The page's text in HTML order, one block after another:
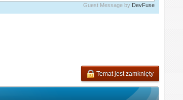
Guest Message by DevFuse
Temat jest zamknięty